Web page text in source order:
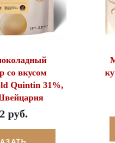
со вкусом
Quintin 31%,
руб.